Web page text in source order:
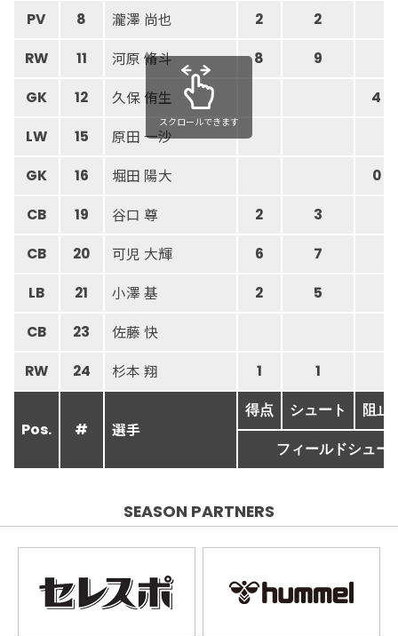
PV 8 瀧澤 尚也 2 2
RW 11 河原 脩斗 8 9
GK 12 久保 侑生 4
LW 15 原田 一沙
GK 16 堀田 陽大 0
CB 19 谷口 尊 2 3
CB 20 可児 大輝 6 7
LB 21 小澤 基 2 5
CB 23 佐藤 快
RW 24 杉本 翔 1 1
Pos. # 選手
得点 シュート 阻止
フィールドシュー
スクロールできます
SEASON PARTNERS